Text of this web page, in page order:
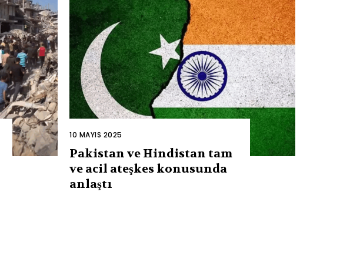
10 MAYIS 2025
Pakistan ve Hindistan tam
ve acil ateşkes konusunda
anlaştı